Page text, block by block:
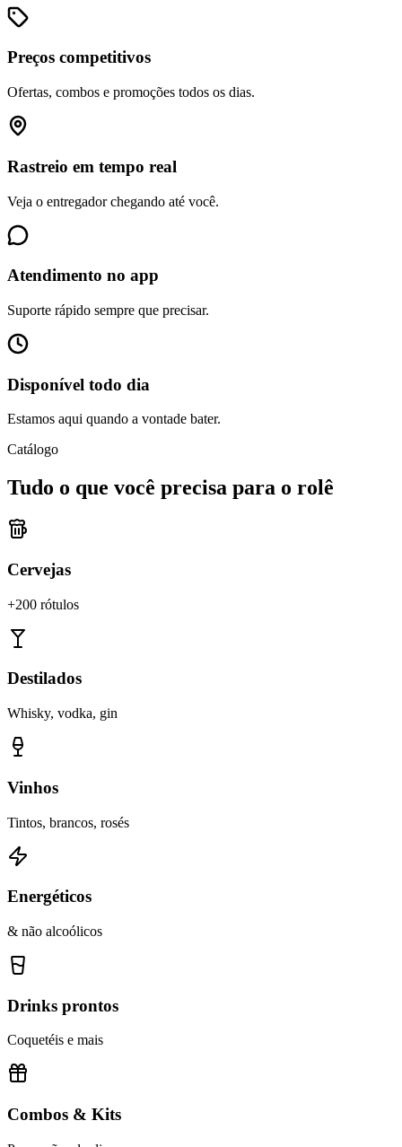
Preços competitivos
Ofertas, combos e promoções todos os dias.
Rastreio em tempo real
Veja o entregador chegando até você.
Atendimento no app
Suporte rápido sempre que precisar.
Disponível todo dia
Estamos aqui quando a vontade bater.
Catálogo
Tudo o que você precisa para o rolê
Cervejas
+200 rótulos
Destilados
Whisky, vodka, gin
Vinhos
Tintos, brancos, rosés
Energéticos
& não alcoólicos
Drinks prontos
Coquetéis e mais
Combos & Kits